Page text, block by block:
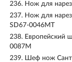
236. Нож для
237. Нож для
SD67-0046MT
238. Европейский
0087M
239. Шеф нож